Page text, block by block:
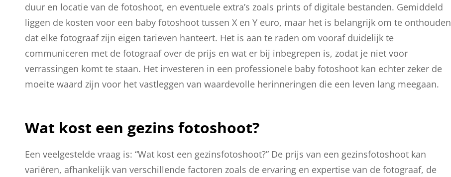
duur en locatie van de fotoshoot, en eventuele extra’s zoals prints of digitale bestanden. Gemiddeld
liggen de kosten voor een baby fotoshoot tussen X en Y euro, maar het is belangrijk om te onthouden
dat elke fotograaf zijn eigen tarieven hanteert. Het is aan te raden om vooraf duidelijk te
communiceren met de fotograaf over de prijs en wat er bij inbegrepen is, zodat je niet voor
verrassingen komt te staan. Het investeren in een professionele baby fotoshoot kan echter zeker de
moeite waard zijn voor het vastleggen van waardevolle herinneringen die een leven lang meegaan.
Wat kost een gezins fotoshoot?
Een veelgestelde vraag is: “Wat kost een gezinsfotoshoot?” De prijs van een gezinsfotoshoot kan
variëren, afhankelijk van verschillende factoren zoals de ervaring en expertise van de fotograaf, de